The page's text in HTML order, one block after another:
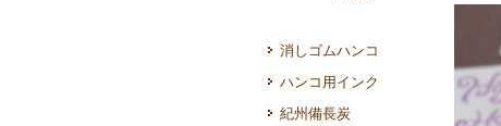
消しゴムハンコ
ハンコ用インク
紀州備長炭